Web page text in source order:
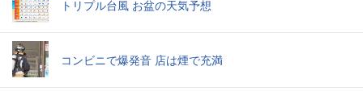
トリプル台風 お盆の天気予想
コンビニで爆発音 店は煙で充満